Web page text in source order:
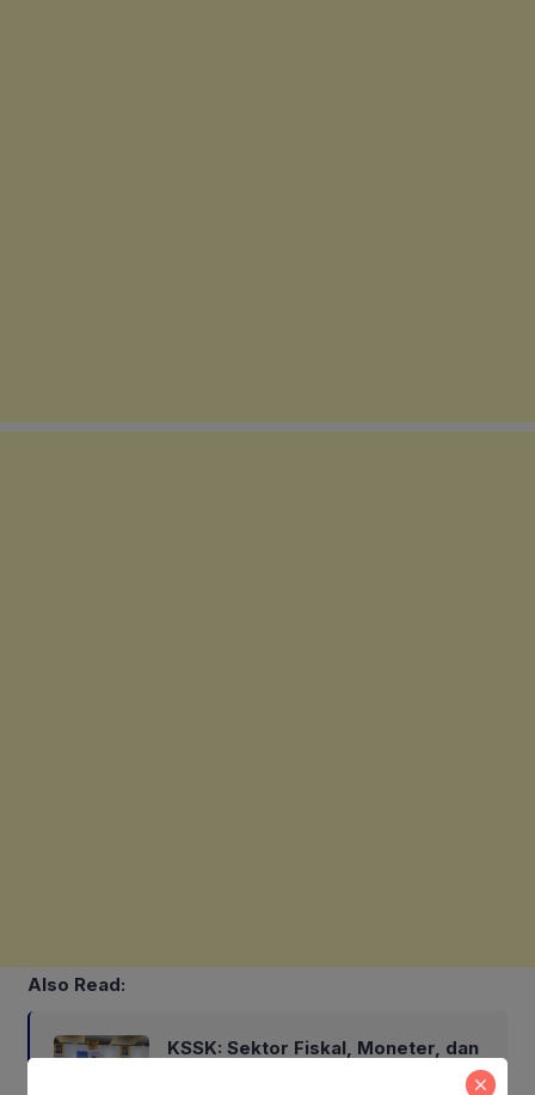
Also Read:
KSSK: Sektor Fiskal, Moneter, dan